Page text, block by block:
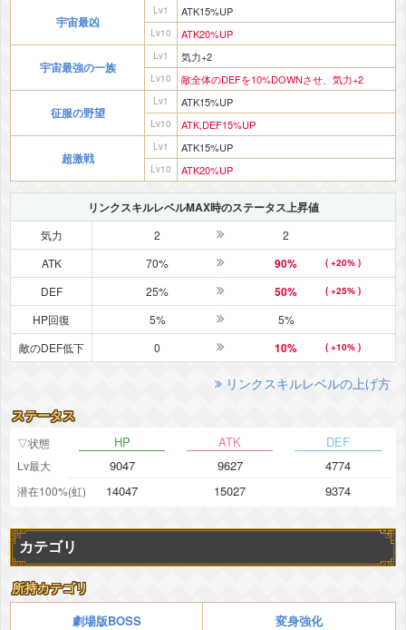
宇宙最凶
Lv1 ATK15%UP
Lv10 ATK20%UP
宇宙最強の一族
Lv1 気力+2
Lv10 敵全体のDEFを10%DOWNさせ、気力+2
征服の野望
Lv1 ATK15%UP
Lv10 ATK,DEF15%UP
超激戦
Lv1 ATK15%UP
Lv10 ATK20%UP
リンクスキルレベルMAX時のステータス上昇値
気力 2
2
ATK
70% 90% ( +20% )
DEF 25% 50% ( +25% )
HP回復 5%
5%
敵のDEF低下
0 10% ( +10% )
リンクスキルレベルの上げ方
ステータス
▽状態 HP ATK DEF
Lv最大 9047 9627 4774
潜在100%(虹) 14047 15027 9374
カテゴリ
所持カテゴリ
劇場版BOSS 変身強化